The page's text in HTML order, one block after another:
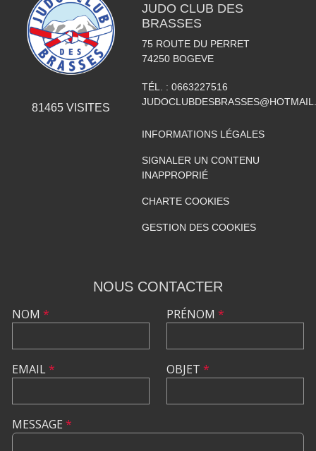
81465VISITES
JUDO CLUB DES
BRASSES
75 ROUTE DU PERRET
74250 BOGEVE
TÉL. : 0663227516
INFORMATIONS LÉGALES
SIGNALER UN CONTENU
INAPPROPRIÉ
CHARTE COOKIES
GESTION DES COOKIES
NOUS CONTACTER
NOM *
EMAIL*
PRÉNOM *
OBJET *
MESSAGE *